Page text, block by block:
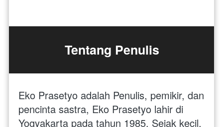
Tentang Penulis
Eko Prasetyo adalah Penulis, pemikir, dan
pencinta sastra, Eko Prasetyo lahir di
Yogyakarta pada tahun 1985. Sejak kecil,